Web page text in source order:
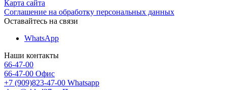
Карта сайта
Соглашение на обработку персональных данных
Оставайтесь на связи
WhatsApp
Наши контакты
66-47-00
66-47-00 Офис
+7 (909)823-47-00 Whatsapp